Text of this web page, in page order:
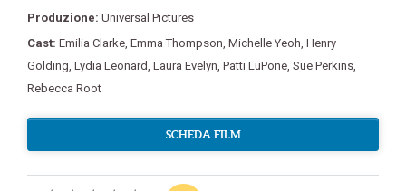
Produzione: Universal Pictures
Cast: Emilia Clarke Emma Thompson Michelle Yeoh Henry
Golding Lydia Leonard Laura Evelyn Patti LuPone Sue Perkins
Rebecca Root
SCHEDA FILM